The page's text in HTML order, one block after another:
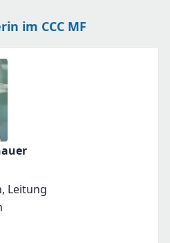
im CCC MF
Leitung